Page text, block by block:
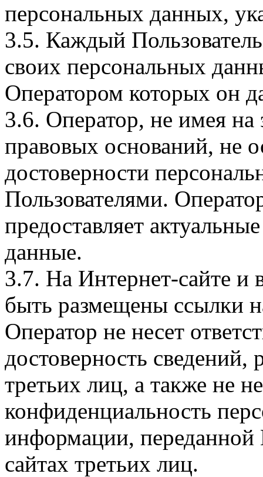
персональных данных,
3.5. Каждый
своих персональных
Оператором которых он
3.6. Оператор, не имея
правовых оснований, не
достоверности
Пользователями.
предоставляет
данные.
3.7. На Интернет-сайте
быть размещены ссылки
Оператор не несет
достоверность
третьих лиц, а также не
конфиденциальность
информации, переданной
сайтах третьих лиц.